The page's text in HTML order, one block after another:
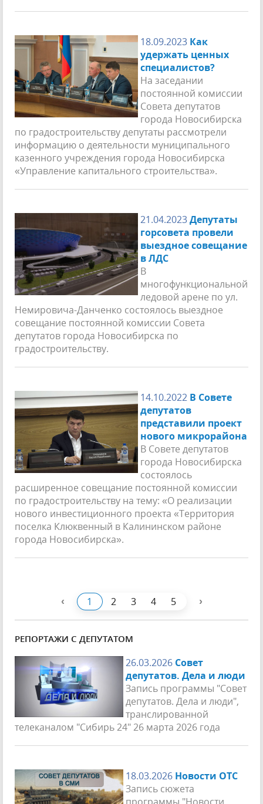
18.09.2023 Как
удержать ценных
специалистов?
На заседании
постоянной комиссии
Совета депутатов
города Новосибирска
по градостроительству депутаты рассмотрели
информацию о деятельности муниципального
казенного учреждения города Новосибирска
«Управление капитального строительства».
21.04.2023Депутаты
горсовета провели
выездное совещание
в ЛДС
В
многофункциональной
ледовой арене по ул.
Немировича-Данченко состоялось выездное
совещание постоянной комиссии Совета
депутатов города Новосибирска по
градостроительству.
14.10.2022 В Совете
депутатов
представили проект
нового микрорайона
В Совете депутатов
города Новосибирска
состоялось
расширенное совещание постоянной комиссии
по градостроительству на тему: «О реализации
нового инвестиционного проекта «Территория
поселка Клюквенный в Калининском районе
города Новосибирска».
‹ 1 2 3 4 5 ›
РЕПОРТАЖИ С ДЕПУТАТОМ
26.03.2026 Совет
депутатов. Дела и люди
Запись программы "Совет
депутатов. Дела и люди",
транслированной
телеканалом "Сибирь 24" 26 марта 2026 года
18.03.2026 Новости ОТС
Запись сюжета
программы "Новости